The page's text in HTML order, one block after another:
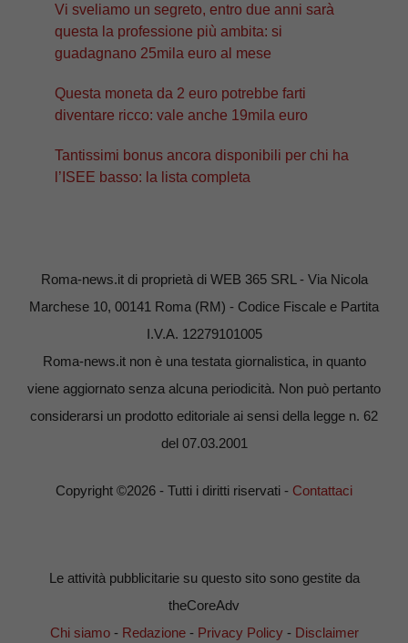
Vi sveliamo un segreto, entro due anni sarà
questa la professione più ambita: si
guadagnano 25mila euro al mese
Questa moneta da 2 euro potrebbe farti
diventare ricco: vale anche 19mila euro
Tantissimi bonus ancora disponibili per chi ha
l’ISEE basso: la lista completa
Roma-news.it di proprietà di WEB 365 SRL - Via Nicola
Marchese 10, 00141 Roma (RM) - Codice Fiscale e Partita
I.V.A. 12279101005
Roma-news.it non è una testata giornalistica, in quanto
viene aggiornato senza alcuna periodicità. Non può pertanto
considerarsi un prodotto editoriale ai sensi della legge n. 62
del 07.03.2001
Copyright ©2026 - Tutti i diritti riservati - Contattaci
Le attività pubblicitarie su questo sito sono gestite da
theCoreAdv
Chi siamo- Redazione- Privacy Policy- Disclaimer